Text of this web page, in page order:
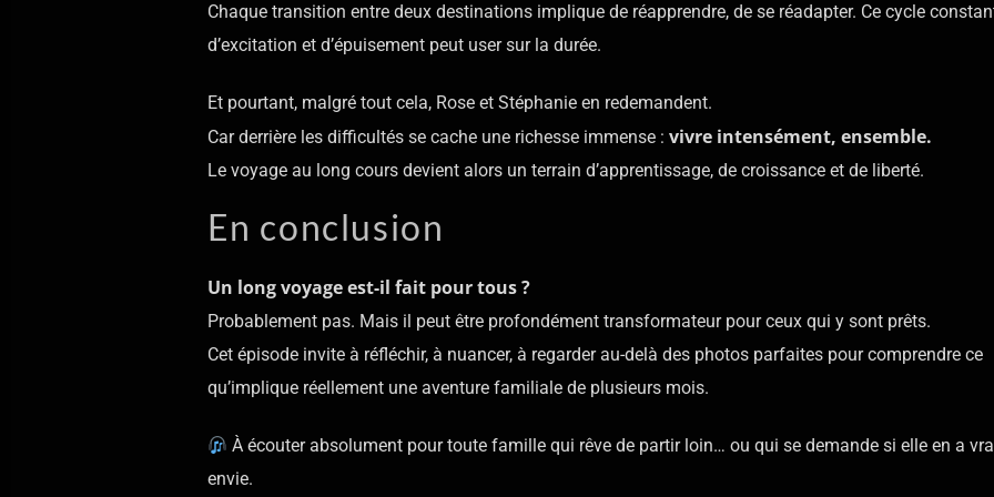
Chaque transition entre deux destinations implique de réapprendre, de se réadapter. Ce cycle
d’excitation et d’épuisement peut user sur la durée.
Et pourtant, malgré tout cela, Rose et Stéphanie en redemandent.
Car derrière les difficultés se cache une richesse immense : vivre intensément, ensemble.
Le voyage au long cours devient alors un terrain d’apprentissage, de croissance et de liberté.
En conclusion
Un long voyage est-il fait pour tous ?
Probablement pas. Mais il peut être profondément transformateur pour ceux qui y sont prêts.
Cet épisode invite à réfléchir, à nuancer, à regarder au-delà des photos parfaites pour comprendre ce
qu’implique réellement une aventure familiale de plusieurs mois.
À écouter absolument pour toute famille qui rêve de partir loin… ou qui se demande si elle en a
envie.